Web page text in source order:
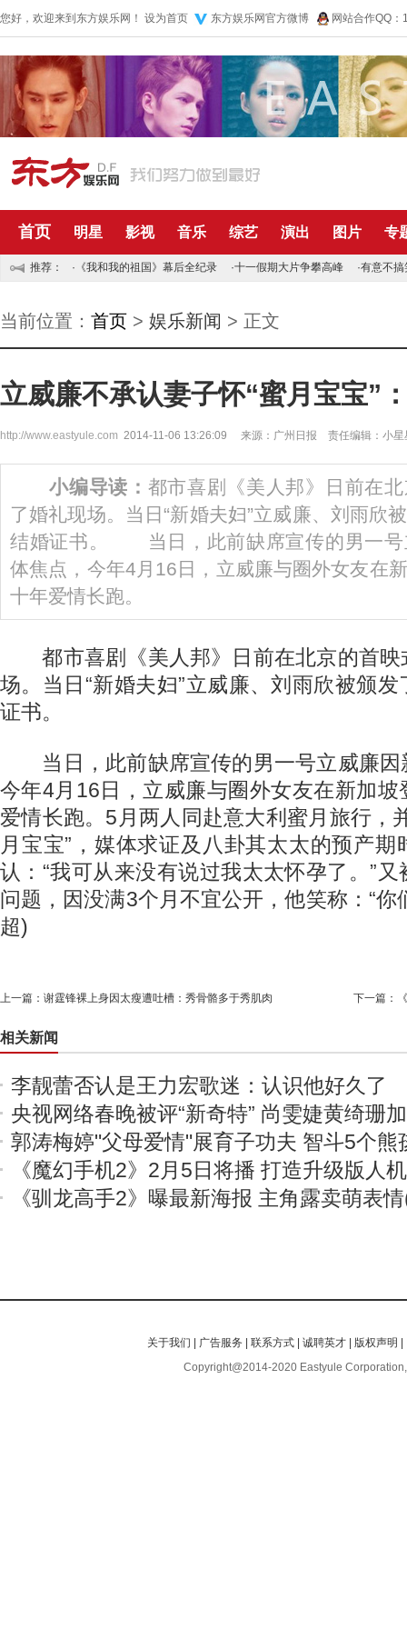
您好，欢迎来到东方娱乐网！ 设为首页 东方娱乐网官方微博 网站合作QQ
首页 明星 影视 音乐 综艺 演出 图片 专
推荐： · 《我和我的祖国》幕后全纪录 ·十一假期大片争攀高峰 ·有意不搞
当前位置： 首页 > 娱乐新闻 > 正文
立威廉不承认妻子怀“蜜月宝宝”
http://www.eastyule.com 2014-11-06 13:26:09 来源：广州日报 责任编辑：小星
小编导读： 都市喜剧《美人邦》日前在
了婚礼现场。当日“新婚夫妇”立威廉、刘雨欣
结婚证书。 当日，此前缺席宣传的男一号
体焦点，今年4月16日，立威廉与圈外女友在
十年爱情长跑。
都市喜剧《美人邦》日前在北京的首映
场。当日“新婚夫妇”立威廉、刘雨欣被颁
证书。
当日，此前缺席宣传的男一号立威廉因
今年4月16日，立威廉与圈外女友在新加
爱情长跑。5月两人同赴意大利蜜月旅行，
月宝宝”，媒体求证及八卦其太太的预产
认：“我可从来没有说过我太太怀孕了。”
问题，因没满3个月不宜公开，他笑称：“你
超)
上一篇： 谢霆锋裸上身因太瘦遭吐槽：秀骨骼多于秀肌肉 下一篇：
相关新闻
李靓蕾否认是王力宏歌迷：认识他好久了
央视网络春晚被评“新奇特” 尚雯婕黄绮珊
郭涛梅婷"父母爱情"展育子功夫 智斗5个熊
《魔幻手机2》2月5日将播 打造升级版人
《驯龙高手2》曝最新海报 主角露卖萌表
关于我们 广告服务 |联系方式 |诚聘英才 版权声明
Copyright@2014-2020 Eastyule